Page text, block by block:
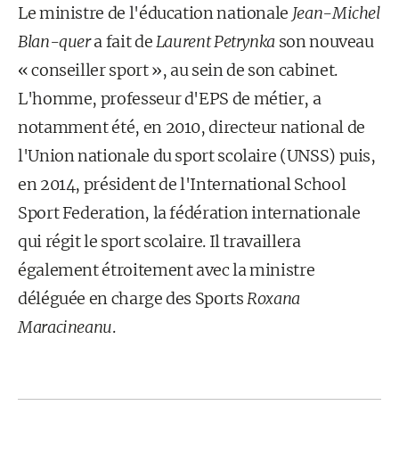
Le ministre de l'éducation nationale Jean-Michel
Blan-quera fait deLaurent Petrynka son nouveau
« conseiller sport », au sein de son cabinet.
L'homme, professeur d'EPS de métier, a
notamment été, en 2010, directeur national de
l'Union nationale du sport scolaire (UNSS) puis,
en 2014, président de l'International School
Sport Federation, la fédération internationale
qui régit le sport scolaire. Il travaillera
également étroitement avec la ministre
déléguée en charge des SportsRoxana
Maracineanu.